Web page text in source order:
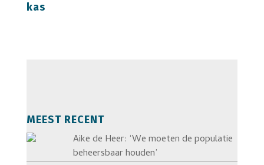
kas
MEEST RECENT
Aike de Heer: ‘We moeten de populatie
beheersbaar houden’